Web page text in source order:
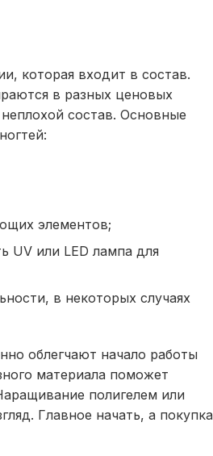
которая входит в состав.
в разных ценовых
состав. Основные
элементов;
UV или LED лампа для
в некоторых случаях
облегчают начало работы
материала поможет
полигелем или
Главное начать, а покупка